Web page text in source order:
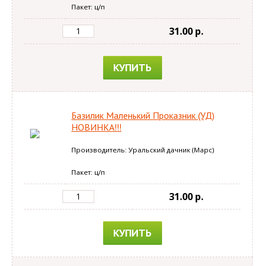
Пакет: ц/п
31.00 p.
КУПИТЬ
Базилик Маленький Проказник (УД)
НОВИНКА!!!
Производитель: Уральский дачник (Марс)
Пакет: ц/п
31.00 p.
КУПИТЬ